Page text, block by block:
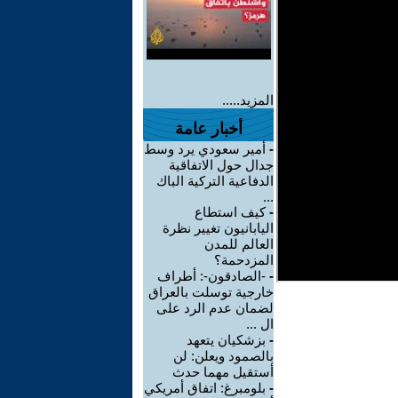
المزيد.....
أخبار عامة
- أمير سعودي يرد وسط
جدال حول الاتفاقية
الدفاعية التركية الباك
...
-كيف استطاع
اليابانيون تغيير نظرة
العالم للمدن
المزدحمة؟
- -الصادقون-: أطراف
خارجية توسلت بالعراق
لضمان عدم الرد على
ال ...
- بزشكيان يتعهد
بالصمود ويعلن: لن
أستقيل مهما حدث
- بلومبرغ: اتفاق أمريكي